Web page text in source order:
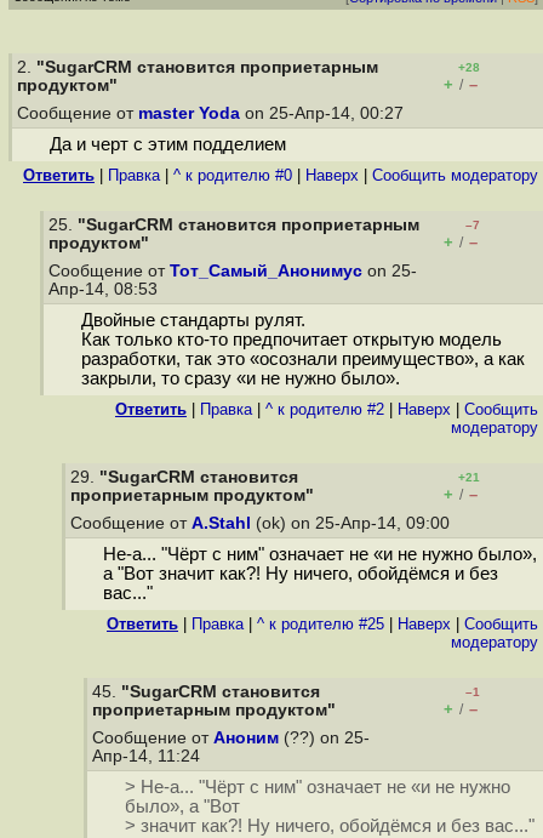
2. "SugarCRM становится проприетарным
продуктом"
+28
+ / –
Сообщение от master Yoda on 25-Апр-14, 00:27
Да и черт с этим подделием
Ответить Правка| ^ к родителю #0 Наверх Cообщить модератору
25. "SugarCRM становится проприетарным
продуктом"
–7
+ / –
Сообщение от Тот_Самый_Анонимус on 25-
Апр-14, 08:53
Двойные стандарты рулят.
Как только кто-то предпочитает открытую модель
разработки, так это «осознали преимущество», а как
закрыли, то сразу «и не нужно было».
Ответить Правка| ^ к родителю #2 Наверх
Cообщить
модератору
29. "SugarCRM становится
проприетарным продуктом"
+21
+ / –
Сообщение от A.Stahl (ok) on 25-Апр-14, 09:00
Не-а... "Чёрт с ним" означает не «и не нужно было»,
а "Вот значит как?! Ну ничего, обойдёмся и без
вас..."
Ответить Правка| ^ к родителю #25 Наверх
Cообщить
модератору
45. "SugarCRM становится
проприетарным продуктом"
–1
+ / –
Сообщение от Аноним (??) on 25-
Апр-14, 11:24
> Не-а... "Чёрт с ним" означает не «и не нужно
было», а "Вот
> значит как?! Ну ничего, обойдёмся и без вас..."